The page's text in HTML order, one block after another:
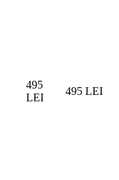
495
LEI
495 LEI